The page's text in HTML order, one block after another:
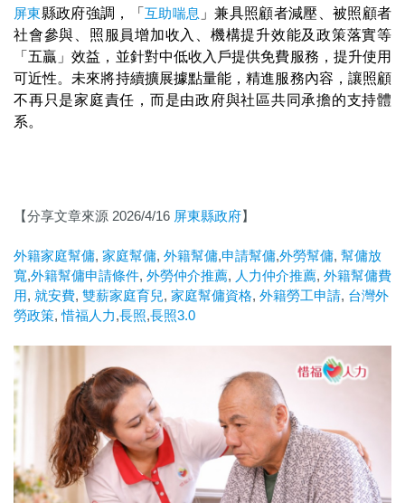
屏東縣政府強調，「 互助喘息 」兼具照顧者減壓、被照顧者
社會參與、照服員增加收入、機構提升效能及政策落實等
「五贏」效益，並針對中低收入戶提供免費服務，提升使用
可近性。未來將持續擴展據點量能，精進服務內容，讓照顧
不再只是家庭責任，而是由政府與社區共同承擔的支持體
系。
【分享文章來源 2026/4/16 屏東縣政府】
外籍家庭幫傭, 家庭幫傭, 外籍幫傭,申請幫傭,外勞幫傭, 幫傭放
寬,外籍幫傭申請條件, 外勞仲介推薦, 人力仲介推薦, 外籍幫傭費
用, 就安費, 雙薪家庭育兒, 家庭幫傭資格, 外籍勞工申請, 台灣外
勞政策,惜福人力,長照,長照3.0